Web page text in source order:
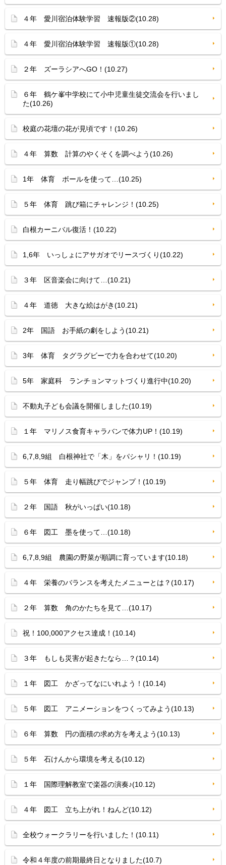
４年 愛川宿泊体験学習 速報版②(10.28)
４年 愛川宿泊体験学習 速報版①(10.28)
２年 ズーラシアへGO！(10.27)
６年 鶴ケ峯中学校にて小中児童生徒交流会を行いまし
た(10.26)
校庭の花壇の花が見頃です！(10.26)
４年 算数 計算のやくそくを調べよう(10.26)
1年 体育 ボールを使って…(10.25)
５年 体育 跳び箱にチャレンジ！(10.25)
白根カーニバル復活！(10.22)
1,6年 いっしょにアサガオでリースづくり(10.22)
３年 区音楽会に向けて…(10.21)
４年 道徳 大きな絵はがき(10.21)
2年 国語 お手紙の劇をしよう(10.21)
3年 体育 タグラグビーで力を合わせて(10.20)
5年 家庭科 ランチョンマットづくり進行中(10.20)
不動丸子ども会議を開催しました(10.19)
１年 マリノス食育キャラバンで体力UP！(10.19)
6,7,8,9組 白根神社で「木」をパシャリ！(10.19)
５年 体育 走り幅跳びでジャンプ！(10.19)
２年 国語 秋がいっぱい(10.18)
６年 図工 墨を使って…(10.18)
6,7,8,9組 農園の野菜が順調に育っています(10.18)
４年 栄養のバランスを考えたメニューとは？(10.17)
２年 算数 角のかたちを見て…(10.17)
祝！100,000アクセス達成！(10.14)
３年 もしも災害が起きたなら…？(10.14)
１年 図工 かざってなにいれよう！(10.14)
５年 図工 アニメーションをつくってみよう(10.13)
６年 算数 円の面積の求め方を考えよう(10.13)
５年 石けんから環境を考える(10.12)
１年 国際理解教室で楽器の演奏♪(10.12)
４年 図工 立ち上がれ！ねんど(10.12)
全校ウォークラリーを行いました！(10.11)
令和４年度の前期最終日となりました(10.7)